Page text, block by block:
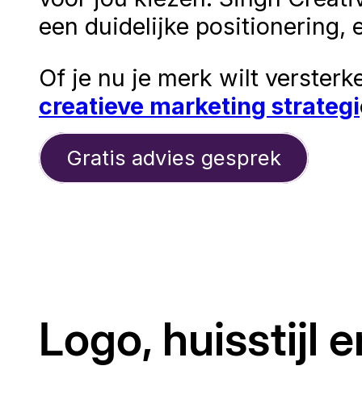
een duidelijke positionering,
Of je nu je merk wilt
creatieve marketing strategi
Gratis advies gesprek
Logo, huisstijl